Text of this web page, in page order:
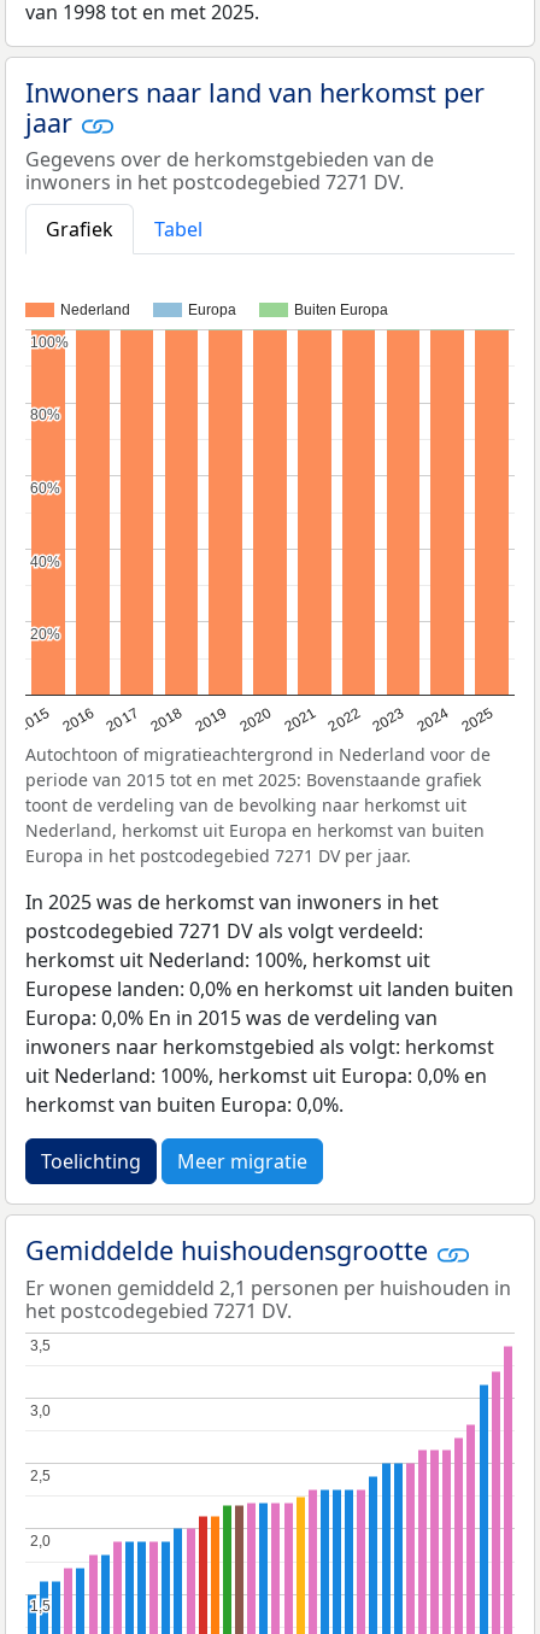
van 1998 tot en met 2025.
Inwoners naar land van herkomst per
jaar
Gegevens over de herkomstgebieden van de
inwoners in het postcodegebied 7271 DV.
Grafiek
Tabel
Nederland Europa Buiten Europa
2015 2016 2017 2018 2019 2020 2021 2022 2023 2024 2025
20%
20%
40%
40%
60%
60%
80%
80%
100%
100%
Autochtoon of migratieachtergrond in Nederland voor de
periode van 2015 tot en met 2025: Bovenstaande grafiek
toont de verdeling van de bevolking naar herkomst uit
Nederland, herkomst uit Europa en herkomst van buiten
Europa in het postcodegebied 7271 DV per jaar.
In 2025 was de herkomst van inwoners in het
postcodegebied 7271 DV als volgt verdeeld:
herkomst uit Nederland: 100%, herkomst uit
Europese landen: 0,0% en herkomst uit landen buiten
Europa: 0,0% En in 2015 was de verdeling van
inwoners naar herkomstgebied als volgt: herkomst
uit Nederland: 100%, herkomst uit Europa: 0,0% en
herkomst van buiten Europa: 0,0%.
Toelichting Meer migratie
Gemiddelde huishoudensgrootte
Er wonen gemiddeld 2,1 personen per huishouden in
het postcodegebied 7271 DV.
1,5
1,5
2,0
2,0
2,5
2,5
3,0
3,0
3,5
3,5